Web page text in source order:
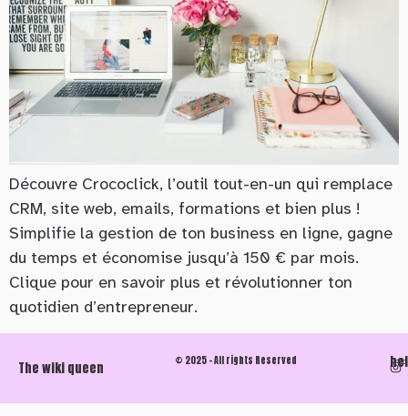
Découvre Crococlick, l’outil tout-en-un qui remplace
CRM, site web, emails, formations et bien plus !
Simplifie la gestion de ton business en ligne, gagne
du temps et économise jusqu’à 150 € par mois.
Clique pour en savoir plus et révolutionner ton
quotidien d’entrepreneur.
The wiki queen © 2025 - All rights Reserved